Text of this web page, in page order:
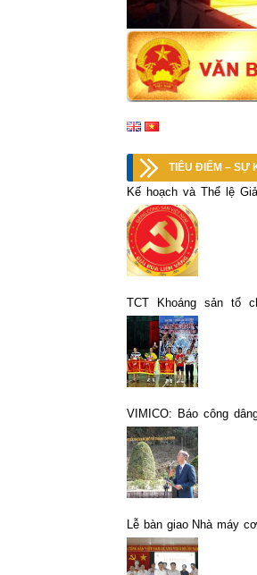
TIÊU ĐIỂM – SỰ
Kế hoạch và Thể lệ
năm 2024
TCT Khoáng sản tổ
chuyền nam, nữ phong
VIMICO: Báo công
năm 2026
Lễ bàn giao Nhà máy
định thành lập Xưởng cơ